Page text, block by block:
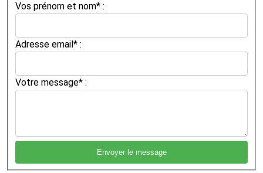
Vos prénom et nom* :
Adresse email* :
Votre message* :